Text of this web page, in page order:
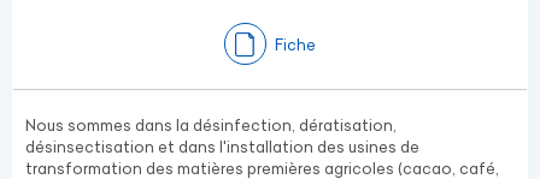
Fiche
Nous sommes dans la désinfection, dératisation,
désinsectisation et dans l'installation des usines de
transformation des matières premières agricoles (cacao, café,